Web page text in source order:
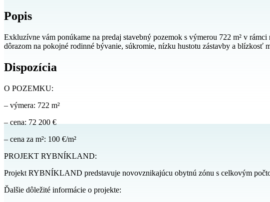
Popis
Exkluzívne vám ponúkame na predaj stavebný pozemok s výmerou 722 m² v
dôrazom na pokojné rodinné bývanie, súkromie, nízku hustotu zástavby a blízkosť
Dispozícia
O POZEMKU:
– výmera: 722 m²
– cena: 72 200 €
– cena za m²: 100 €/m²
PROJEKT RYBNÍKLAND:
Projekt RYBNÍKLAND predstavuje novovznikajúcu obytnú zónu s celkovým
Ďalšie dôležité informácie o projekte: